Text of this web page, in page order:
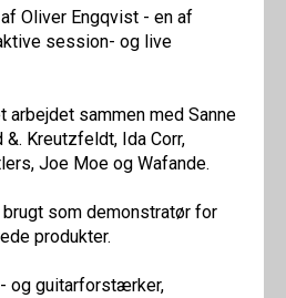
Oliver Engqvist - en af
session- og live
arbejdet sammen med Sanne
Kreutzfeldt, Ida Corr,
Joe Moe og Wafande.
som demonstratør for
produkter.
og guitarforstærker,